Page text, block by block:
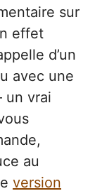
sur
effet
d’un
avec une
un vrai
au
version